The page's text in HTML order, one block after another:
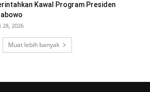
Kawal Program Presiden
28, 2026
Muat lebih banyak